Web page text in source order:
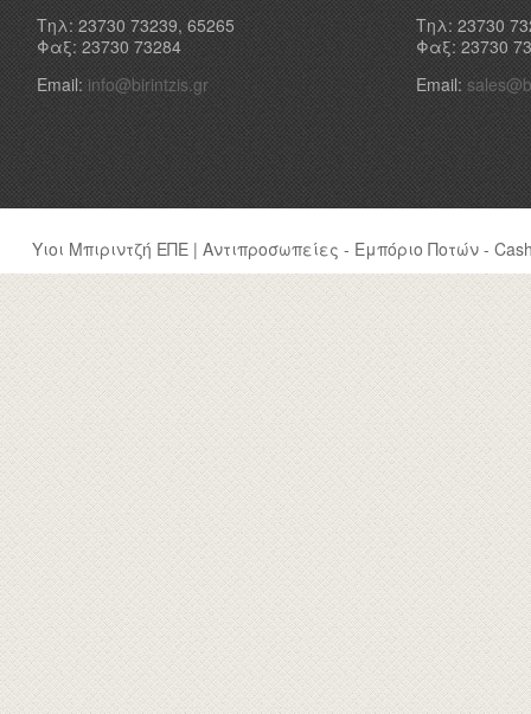
Τηλ: 23730 73239, 65265
Φαξ: 23730 73284
Email:info@birintzis.gr
Τηλ: 23730
Φαξ: 23730
Email:
Υιοι Μπιριντζή ΕΠΕ | Αντιπροσωπείες - Εμπόριο Ποτών -